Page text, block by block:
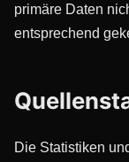
primäre Daten
entsprechend
Die Statistiken